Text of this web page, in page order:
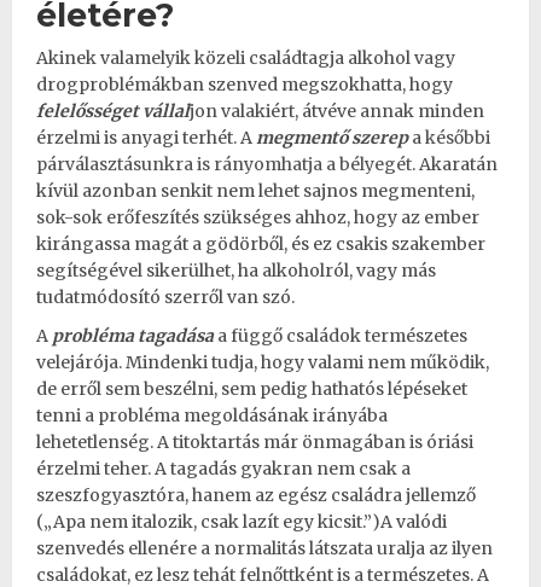
életére?
Akinek valamelyik közeli családtagja alkohol vagy
drogproblémákban szenved megszokhatta, hogy
felelősséget vállaljon valakiért, átvéve annak minden
érzelmi is anyagi terhét. Amegmentő szerepakésőbbi
párválasztásunkra is rányomhatja a bélyegét. Akaratán
kívül azonban senkit nem lehet sajnos megmenteni,
sok-sok erőfeszítés szükséges ahhoz, hogy az ember
kirángassa magát a gödörből, és ez csakis szakember
segítségével sikerülhet, ha alkoholról, vagy más
tudatmódosító szerről van szó.
A probléma tagadásaa függő családok természetes
velejárója. Mindenki tudja, hogy valami nem működik,
de erről sem beszélni, sem pedig hathatós lépéseket
tenni a probléma megoldásának irányába
lehetetlenség. A titoktartás már önmagában is óriási
érzelmi teher. A tagadás gyakran nem csak a
szeszfogyasztóra, hanem az egész családra jellemző
(„Apa nem italozik, csak lazít egy kicsit.”)A valódi
szenvedés ellenére a normalitás látszata uralja az ilyen
családokat, ez lesz tehát felnőttként is a természetes. A